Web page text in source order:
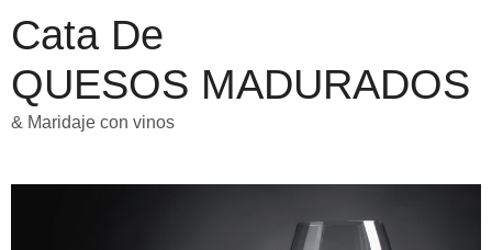
Cata De
QUESOS MADURADOS
& Maridaje con vinos